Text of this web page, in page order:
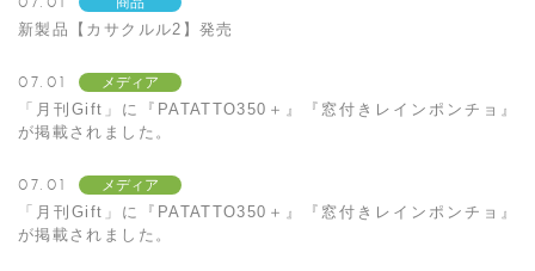
新製品【カサクルル2】発売
07.01 メディア
「月刊Gift」に『PATATTO350＋』『窓付きレインポンチョ』
が掲載されました。
07.01 メディア
「月刊Gift」に『PATATTO350＋』『窓付きレインポンチョ』
が掲載されました。